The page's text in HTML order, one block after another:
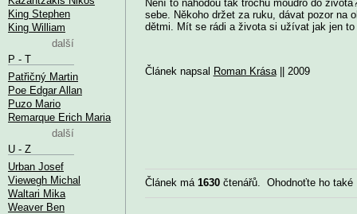
Není to náhodou tak trochu moudro do
sebe. Někoho držet za ruku, dávat pozor na
dětmi. Mít se rádi a života si užívat jak jen to
Článek napsal Roman Krása|| 2009
Článek má 1630čtenářů. Ohodnoťte ho
King Stephen
King William
další
P - T
Patřičný Martin
Poe Edgar Allan
Puzo Mario
Remarque Erich Maria
další
U - Z
Urban Josef
Viewegh Michal
Waltari Mika
Weaver Ben